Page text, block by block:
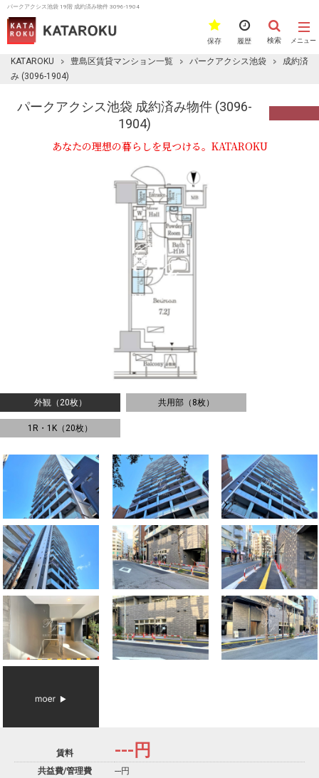
パークアクシス池袋 19階 成約済み物件 3096-1904
メニュー
検索
履歴
保存
KATAROKU 豊島区賃貸マンション一覧 パークアクシス池袋
成約済
み (3096-1904)
パークアクシス池袋 成約済み物件 (3096-
1904)
あなたの理想の暮らしを見つける。KATAROKU
外観（20枚） 共用部（8枚）
1R・1K（20枚）
賃料 --- 円
共益費/管理費
---円